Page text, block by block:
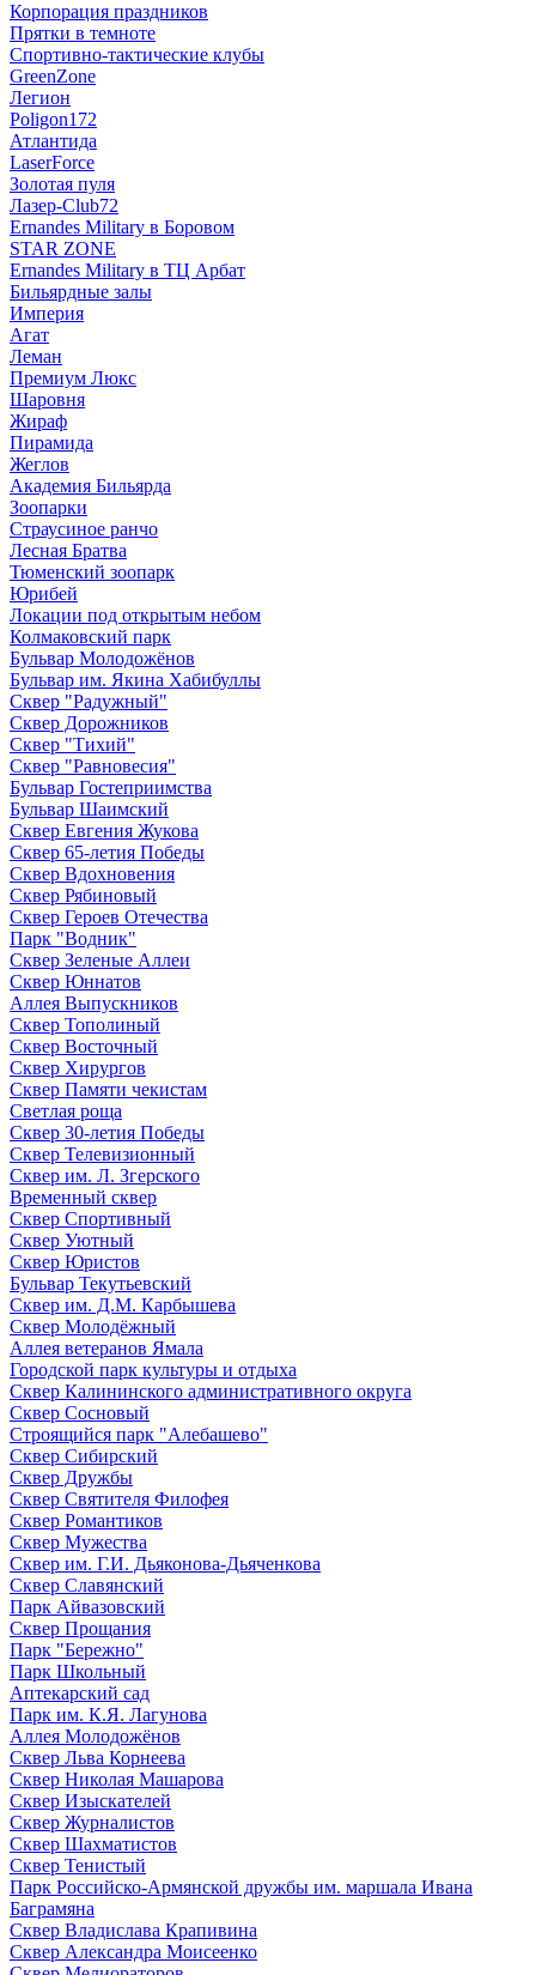
Корпорация праздников
Прятки в темноте
Спортивно-тактические клубы
GreenZone
Легион
Poligon172
Атлантида
LaserForce
Золотая пуля
Лазер-Club72
Ernandes Military в Боровом
STAR ZONE
Ernandes Military в ТЦ Арбат
Бильярдные залы
Империя
Агат
Леман
Премиум Люкс
Шаровня
Жираф
Пирамида
Жеглов
Академия Бильярда
Зоопарки
Страусиное ранчо
Лесная Братва
Тюменский зоопарк
Юрибей
Локации под открытым небом
Колмаковский парк
Бульвар Молодожёнов
Бульвар им. Якина Хабибуллы
Сквер "Радужный"
Сквер Дорожников
Сквер "Тихий"
Cквер "Равновесия"
Бульвар Гостеприимства
Бульвар Шаимский
Сквер Евгения Жукова
Сквер 65-летия Победы
Сквер Вдохновения
Сквер Рябиновый
Сквер Героев Отечества
Парк "Водник"
Сквер Зеленые Аллеи
Сквер Юннатов
Аллея Выпускников
Сквер Тополиный
Сквер Восточный
Сквер Хирургов
Сквер Памяти чекистам
Светлая роща
Сквер 30-летия Победы
Сквер Телевизионный
Сквер им. Л. Згерского
Временный сквер
Сквер Спортивный
Сквер Уютный
Сквер Юристов
Бульвар Текутьевский
Сквер им. Д.М. Карбышева
Сквер Молодёжный
Аллея ветеранов Ямала
Городской парк культуры и отдыха
Сквер Калининского административного округа
Сквер Сосновый
Строящийся парк "Алебашево"
Сквер Сибирский
Сквер Дружбы
Сквер Святителя Филофея
Сквер Романтиков
Сквер Мужества
Сквер им. Г.И. Дьяконова-Дьяченкова
Сквер Славянский
Парк Айвазовский
Сквер Прощания
Парк "Бережно"
Парк Школьный
Аптекарский сад
Парк им. К.Я. Лагунова
Аллея Молодожёнов
Сквер Льва Корнеева
Сквер Николая Машарова
Сквер Изыскателей
Сквер Журналистов
Сквер Шахматистов
Сквер Тенистый
Парк Российско-Армянской дружбы им. маршала Ивана
Баграмяна
Сквер Владислава Крапивина
Сквер Александра Моисеенко